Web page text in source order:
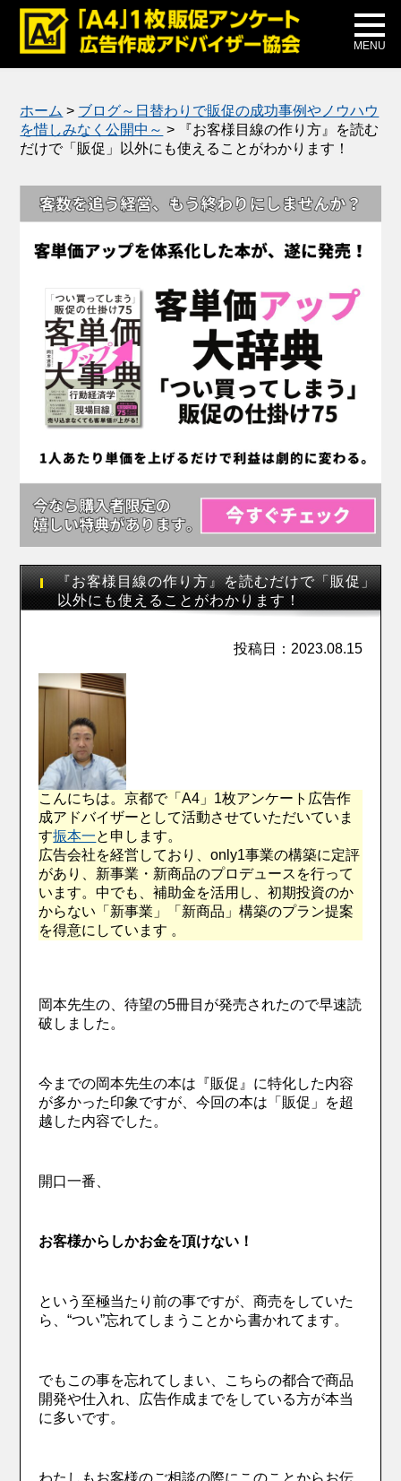
MENU
メディア掲載
公式ブログ
ホーム > ブログ～日替わりで販促の成功事例やノウハウ
を惜しみなく公開中～ >
『お客様目線の作り方』を読む
だけで「販促」以外にも使えることがわかります！
『お客様目線の作り方』を読むだけで「販促」
以外にも使えることがわかります！
投稿日：2023.08.15
こんにちは。京都で「A4」1枚アンケート広告作
成アドバイザーとして活動させていただいていま
す振本一と申します。
広告会社を経営しており、only1事業の構築に定評
があり、新事業・新商品のプロデュースを行って
います。中でも、補助金を活用し、初期投資のか
からない「新事業」「新商品」構築のプラン提案
を得意にしています 。
岡本先生の、待望の5冊目が発売されたので早速読
破しました。
今までの岡本先生の本は『販促』に特化した内容
が多かった印象ですが、今回の本は「販促」を超
越した内容でした。
開口一番、
お客様からしかお金を頂けない！
という至極当たり前の事ですが、商売をしていた
ら、“つい”忘れてしまうことから書かれてます。
でもこの事を忘れてしまい、こちらの都合で商品
開発や仕入れ、広告作成までをしている方が本当
に多いです。